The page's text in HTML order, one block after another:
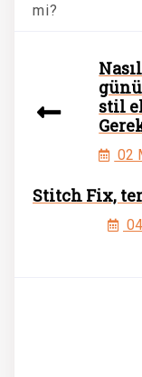
mi?
stil
02
Stitch Fix,